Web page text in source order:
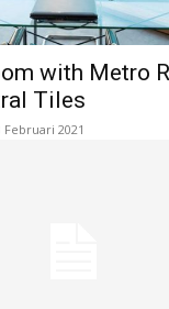
with Metro
Tiles
Februari 2021